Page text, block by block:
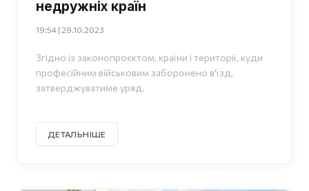
недружніх країн
19:54 | 29.10.2023
Згідно із законопроєктом, країни і території, куди
професійним військовим заборонено в'їзд,
затверджуватиме уряд.
ДЕТАЛЬНІШЕ